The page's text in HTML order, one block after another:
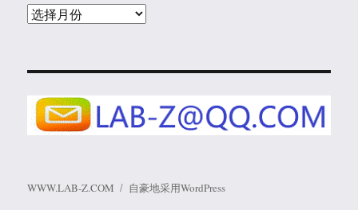
归
WWW.LAB-Z.COM 自豪地采用WordPress